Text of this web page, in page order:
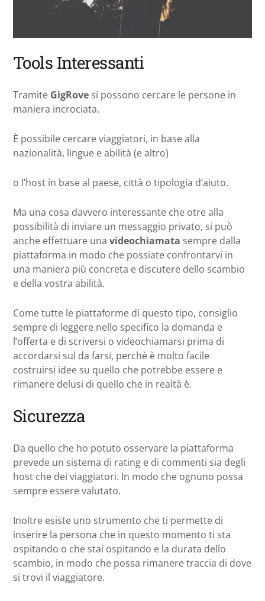
Tools Interessanti
Tramite GigRove si possono cercare le persone in
maniera incrociata.
È possibile cercare viaggiatori, in base alla
nazionalità, lingue e abilità (e altro)
o l’host in base al paese, città o tipologia d’aiuto.
Ma una cosa davvero interessante che otre alla
possibilità di inviare un messaggio privato, si può
anche effettuare una videochiamata sempre dalla
piattaforma in modo che possiate confrontarvi in
una maniera più concreta e discutere dello scambio
e della vostra abilità.
Come tutte le piattaforme di questo tipo, consiglio
sempre di leggere nello specifico la domanda e
l’offerta e di scriversi o videochiamarsi prima di
accordarsi sul da farsi, perchè è molto facile
costruirsi idee su quello che potrebbe essere e
rimanere delusi di quello che in realtà è.
Sicurezza
Da quello che ho potuto osservare la piattaforma
prevede un sistema di rating e di commenti sia degli
host che dei viaggiatori. In modo che ognuno possa
sempre essere valutato.
Inoltre esiste uno strumento che ti permette di
inserire la persona che in questo momento ti sta
ospitando o che stai ospitando e la durata dello
scambio, in modo che possa rimanere traccia di dove
si trovi il viaggiatore.